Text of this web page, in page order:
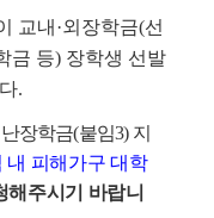
교내·외장학금(선
금 등) 장학생 선발
.
장학금(붙임3)지
내 피해가구 대학
해주시기 바랍니